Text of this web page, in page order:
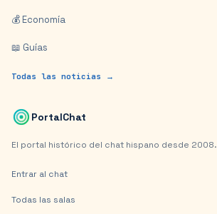
💰 Economía
📖 Guías
Todas las noticias →
PortalChat
El portal histórico del chat hispano desde 2008.
Entrar al chat
Todas las salas